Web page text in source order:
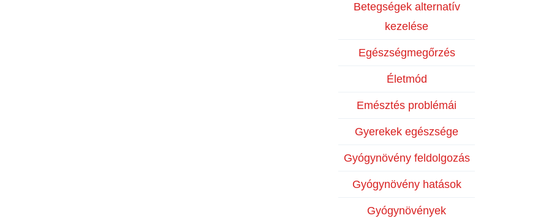
Betegségek alternatív
kezelése
Egészségmegőrzés
Életmód
Emésztés problémái
Gyerekek egészsége
Gyógynövény feldolgozás
Gyógynövény hatások
Gyógynövények